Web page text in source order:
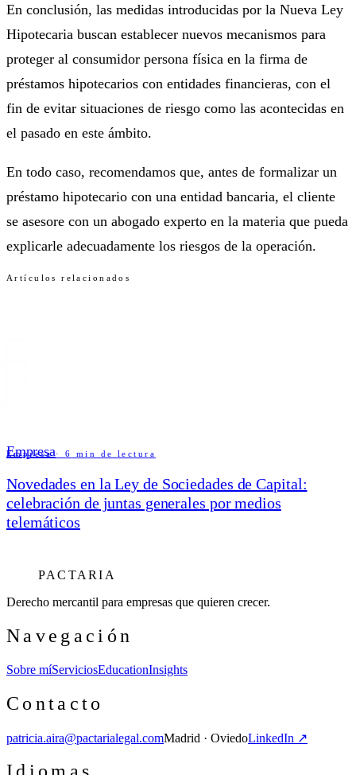
En conclusión, las medidas introducidas por la Nueva Ley
Hipotecaria buscan establecer nuevos mecanismos para
proteger al consumidor persona física en la firma de
préstamos hipotecarios con entidades financieras, con el
fin de evitar situaciones de riesgo como las acontecidas en
el pasado en este ámbito.
En todo caso, recomendamos que, antes de formalizar un
préstamo hipotecario con una entidad bancaria, el cliente
se asesore con un abogado experto en la materia que pueda
explicarle adecuadamente los riesgos de la operación.
Artículos relacionados
Empresa
Empresa·6 min de lectura
Novedades en la Ley de Sociedades de Capital:
celebración de juntas generales por medios
telemáticos
PACTARIA
Derecho mercantil para empresas que quieren crecer.
Navegación
Sobre míServiciosEducationInsights
Contacto
patricia.aira@pactarialegal.comMadrid · OviedoLinkedIn ↗